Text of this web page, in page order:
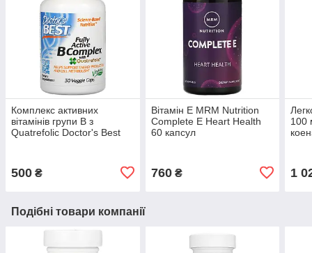
Комплекс активних
вітамінів групи B з
Quatrefolic Doctor's Best
500 ₴
Вітамін Е MRM Nutrition
Complete E Heart Health
60 капсул
760₴
100
1
Подібні товари компанії